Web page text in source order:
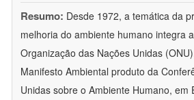
Resumo: Desde 1972, a temática da
melhoria do ambiente humano integra
Organização das Nações Unidas
Manifesto Ambiental produto da
Unidas sobre o Ambiente Humano, em